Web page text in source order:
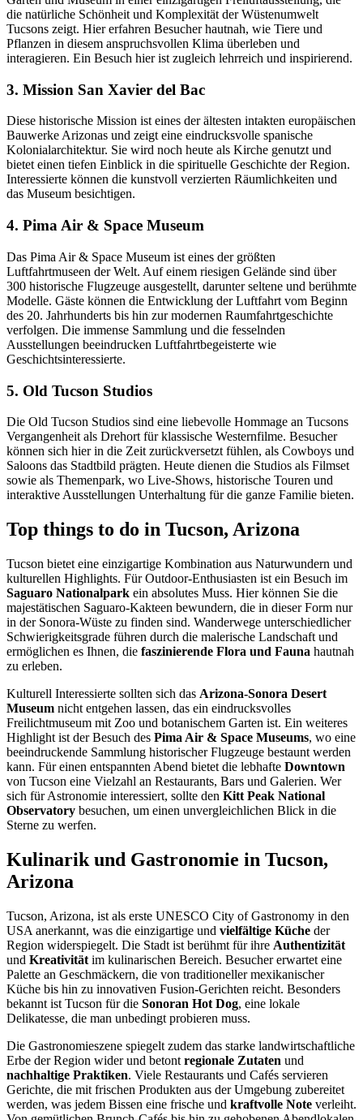
die natürliche Schönheit und Komplexität der Wüstenumwelt
Tucsons zeigt. Hier erfahren Besucher hautnah, wie Tiere und
Pflanzen in diesem anspruchsvollen Klima überleben und
interagieren. Ein Besuch hier ist zugleich lehrreich und inspirierend.
3. Mission San Xavier del Bac
Diese historische Mission ist eines der ältesten intakten europäischen
Bauwerke Arizonas und zeigt eine eindrucksvolle spanische
Kolonialarchitektur. Sie wird noch heute als Kirche genutzt und
bietet einen tiefen Einblick in die spirituelle Geschichte der Region.
Interessierte können die kunstvoll verzierten Räumlichkeiten und
das Museum besichtigen.
4. Pima Air & Space Museum
Das Pima Air & Space Museum ist eines der größten
Luftfahrtmuseen der Welt. Auf einem riesigen Gelände sind über
300 historische Flugzeuge ausgestellt, darunter seltene und berühmte
Modelle. Gäste können die Entwicklung der Luftfahrt vom Beginn
des 20. Jahrhunderts bis hin zur modernen Raumfahrtgeschichte
verfolgen. Die immense Sammlung und die fesselnden
Ausstellungen beeindrucken Luftfahrtbegeisterte wie
Geschichtsinteressierte.
5. Old Tucson Studios
Die Old Tucson Studios sind eine liebevolle Hommage an Tucsons
Vergangenheit als Drehort für klassische Westernfilme. Besucher
können sich hier in die Zeit zurückversetzt fühlen, als Cowboys und
Saloons das Stadtbild prägten. Heute dienen die Studios als Filmset
sowie als Themenpark, wo Live-Shows, historische Touren und
interaktive Ausstellungen Unterhaltung für die ganze Familie bieten.
Top things to do in Tucson, Arizona
Tucson bietet eine einzigartige Kombination aus Naturwundern und
kulturellen Highlights. Für Outdoor-Enthusiasten ist ein Besuch im
Saguaro Nationalpark ein absolutes Muss. Hier können Sie die
majestätischen Saguaro-Kakteen bewundern, die in dieser Form nur
in der Sonora-Wüste zu finden sind. Wanderwege unterschiedlicher
Schwierigkeitsgrade führen durch die malerische Landschaft und
ermöglichen es Ihnen, die faszinierende Flora und Fauna hautnah
zu erleben.
Kulturell Interessierte sollten sich das Arizona-Sonora Desert
Museum nicht entgehen lassen, das ein eindrucksvolles
Freilichtmuseum mit Zoo und botanischem Garten ist. Ein weiteres
Highlight ist der Besuch des Pima Air & Space Museums, wo eine
beeindruckende Sammlung historischer Flugzeuge bestaunt werden
kann. Für einen entspannten Abend bietet die lebhafte Downtown
von Tucson eine Vielzahl an Restaurants, Bars und Galerien. Wer
sich für Astronomie interessiert, sollte den Kitt Peak National
Observatory besuchen, um einen unvergleichlichen Blick in die
Sterne zu werfen.
Kulinarik und Gastronomie in Tucson,
Arizona
Tucson, Arizona, ist als erste UNESCO City of Gastronomy in den
USA anerkannt, was die einzigartige und vielfältige Küche der
Region widerspiegelt. Die Stadt ist berühmt für ihre Authentizität
und Kreativität im kulinarischen Bereich. Besucher erwartet eine
Palette an Geschmäckern, die von traditioneller mexikanischer
Küche bis hin zu innovativen Fusion-Gerichten reicht. Besonders
bekannt ist Tucson für die Sonoran Hot Dog, eine lokale
Delikatesse, die man unbedingt probieren muss.
Die Gastronomieszene spiegelt zudem das starke landwirtschaftliche
Erbe der Region wider und betont regionale Zutaten und
nachhaltige Praktiken. Viele Restaurants und Cafés servieren
Gerichte, die mit frischen Produkten aus der Umgebung zubereitet
werden, was jedem Bissen eine frische und kraftvolle Note verleiht.